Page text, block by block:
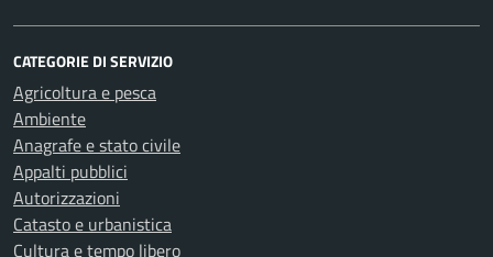
CATEGORIE DI SERVIZIO
Agricoltura e pesca
Ambiente
Anagrafe e stato civile
Appalti pubblici
Autorizzazioni
Catasto e urbanistica
Cultura e tempo libero